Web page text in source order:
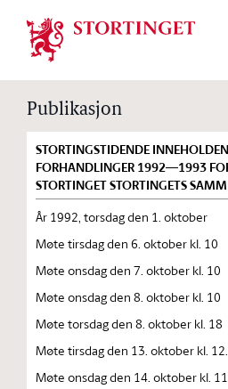
Stortinget.no
Publikasjon
STORTINGSTIDENDE
FORHANDLINGER 1992—1993
STORTINGET STORTINGETS
År 1992, torsdag den 1. oktober
Møte tirsdag den 6. oktober kl. 10
Møte onsdag den 7. oktober kl. 10
Møte onsdag den 8. oktober kl. 10
Møte torsdag den 8. oktober kl. 18
Møte tirsdag den 13. oktober kl.
Møte onsdag den 14. oktober kl. 11